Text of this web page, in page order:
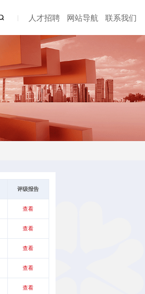
人才招聘 网站导航 联系我们
评级报告
查看
查看
查看
查看
查看